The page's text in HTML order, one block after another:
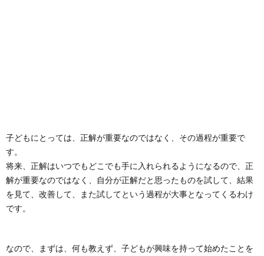
子どもにとっては、正解が重要なのではなく、その過程が重要で
す。
将来、正解はいつでもどこでも手に入れられるようになるので、正
解が重要なのではなく、自分が正解だと思ったものを試して、結果
を見て、改善して、また試してという過程が大事となってくるわけ
です。
なので、まずは、何も教えず、子どもが興味を持って始めたことを